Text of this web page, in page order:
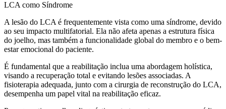
LCA como Síndrome
A lesão do LCA é frequentemente vista como uma síndrome, devido
ao seu impacto multifatorial. Ela não afeta apenas a estrutura física
do joelho, mas também a funcionalidade global do membro e o bem-
estar emocional do paciente.
É fundamental que a reabilitação inclua uma abordagem holística,
visando a recuperação total e evitando lesões associadas. A
fisioterapia adequada, junto com a cirurgia de reconstrução do LCA,
desempenha um papel vital na reabilitação eficaz.